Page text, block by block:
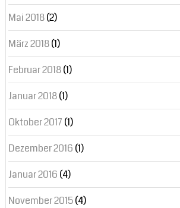
Mai 2018(2)
März 2018(1)
Februar 2018(1)
Januar 2018(1)
Oktober 2017 (1)
Dezember 2016 (1)
Januar 2016 (4)
November 2015(4)